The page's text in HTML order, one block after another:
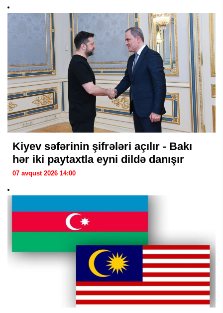
Kiyev səfərinin şifrələri açılır - Bakı
hər iki paytaxtla eyni dildə danışır
07 avqust 2026 14:00